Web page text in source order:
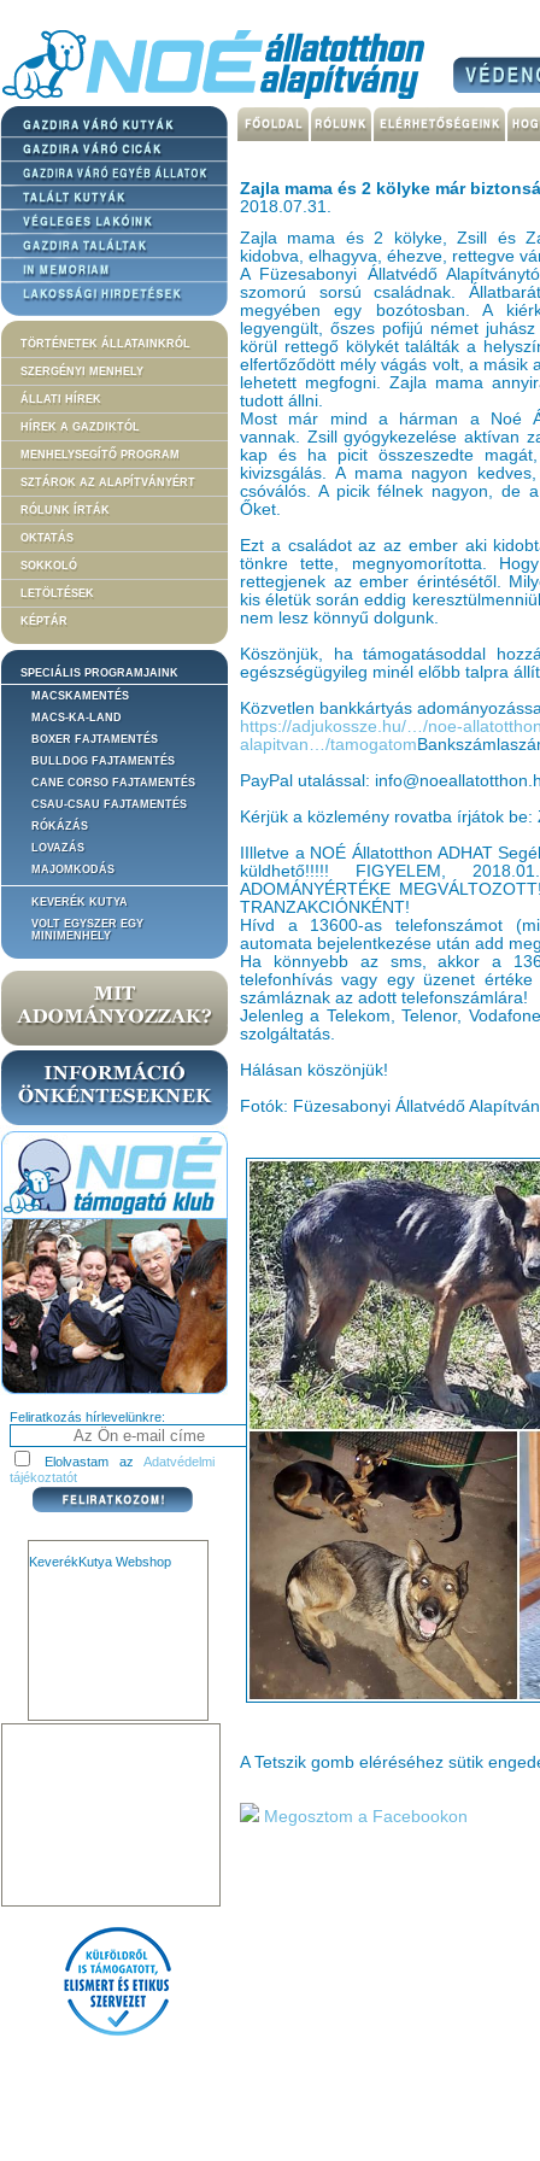
TÖRTÉNETEK ÁLLATAINKRÓL
SZERGÉNYI MENHELY
ÁLLATI HÍREK
HÍREK A GAZDIKTÓL
MENHELYSEGÍTŐ PROGRAM
SZTÁROK AZ ALAPÍTVÁNYÉRT
RÓLUNK ÍRTÁK
OKTATÁS
SOKKOLÓ
LETÖLTÉSEK
KÉPTÁR
SPECIÁLIS PROGRAMJAINK
MACSKAMENTÉS
MACS-KA-LAND
BOXER FAJTAMENTÉS
BULLDOG FAJTAMENTÉS
CANE CORSO FAJTAMENTÉS
CSAU-CSAU FAJTAMENTÉS
RÓKÁZÁS
LOVAZÁS
MAJOMKODÁS
KEVERÉK KUTYA
VOLT EGYSZER EGY
MINIMENHELY
Feliratkozás hírlevelünkre:
Elolvastam az Adatvédelmi
tájékoztatót
KeverékKutya Webshop
Zajla mama és 2 kölyke már
2018.07.31.
Zajla mama és 2 kölyke, Zsill és
kidobva, elhagyva, éhezve, rettegve
A Füzesabonyi Állatvédő
szomorú sorsú családnak.
megyében egy bozótosban. A
legyengült, őszes pofijú német
körül rettegő kölykét találták a
elfertőződött mély vágás volt, a másik
lehetett megfogni. Zajla mama
tudott állni.
Most már mind a hárman a Noé
vannak. Zsill gyógykezelése aktívan
kap és ha picit összeszedte
kivizsgálás. A mama nagyon
csóválós. A picik félnek nagyon, de
Őket.
Ezt a családot az az ember aki
tönkre tette, megnyomorította.
rettegjenek az ember érintésétől.
kis életük során eddig
nem lesz könnyű dolgunk.
Köszönjük, ha támogatásoddal
egészségügyileg minél előbb talpra
Közvetlen bankkártyás
https://adjukossze.hu/…/noe-
alapitvan…/tamogatom
PayPal utalással:
Kérjük a közlemény rovatba írjátok be:
IIlletve a NOÉ Állatotthon ADHAT
küldhető!!!!! FIGYELEM,
ADOMÁNYÉRTÉKE
TRANZAKCIÓNKÉNT!
Hívd a 13600-as telefonszámot
automata bejelentkezése után add
Ha könnyebb az sms, akkor a
telefonhívás vagy egy üzenet
számláznak az adott telefonszámlára!
Jelenleg a Telekom, Telenor,
szolgáltatás.
Hálásan köszönjük!
Fotók: Füzesabonyi Állatvédő
A Tetszik gomb eléréséhez sütik
Megosztom a Facebookon